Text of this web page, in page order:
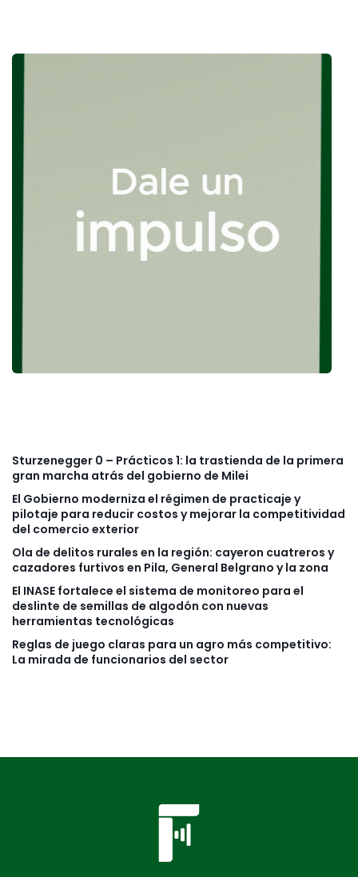
Sturzenegger 0 – Prácticos 1: la trastienda de la primera
gran marcha atrás del gobierno de Milei
El Gobierno moderniza el régimen de practicaje y
pilotaje para reducir costos y mejorar la competitividad
del comercio exterior
Ola de delitos rurales en la región: cayeron cuatreros y
cazadores furtivos en Pila, General Belgrano y la zona
El INASE fortalece el sistema de monitoreo para el
deslinte de semillas de algodón con nuevas
herramientas tecnológicas
Reglas de juego claras para un agro más competitivo:
La mirada de funcionarios del sector